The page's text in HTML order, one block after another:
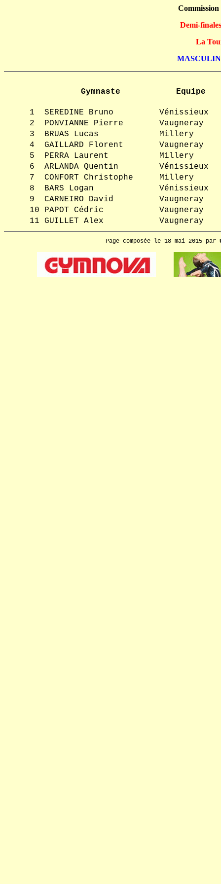
Demi-
La
MASCULIN
Gymnaste Equipe
1 SEREDINE Bruno
Vénissieux
2
PONVIANNE Pierre
Vaugneray
3
BRUAS Lucas
Millery
4
GAILLARD Florent
Vaugneray
5
PERRA Laurent
Millery
6
ARLANDA Quentin
Vénissieux
7
CONFORT Christophe
Millery
8
BARS Logan
Vénissieux
9
CARNEIRO David
Vaugneray
10
PAPOT Cédric
Vaugneray
11
GUILLET Alex Vaugneray
Page composée le 18 mai 2015 par